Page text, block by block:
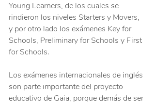
Young Learners, de los cuales se
rindieron los niveles Starters y Movers,
y por otro lado los exámenes Key for
Schools, Preliminary for Schools y First
for Schools.
Los exámenes internacionales de inglés
son parte importante del proyecto
educativo de Gaia, porque demás de ser